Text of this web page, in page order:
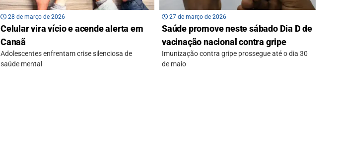
28 de março de 2026
Celular vira vício e acende alerta em
Canaã
Adolescentes enfrentam crise silenciosa de
saúde mental
27 de março de 2026
Saúde promove neste sábado Dia D de
vacinação nacional contra gripe
Imunização contra gripe prossegue até o dia 30
de maio